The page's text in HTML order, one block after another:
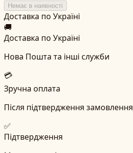
Немає в наявності
Доставка по Україні
🚚
Доставка по Україні
Нова Пошта та інші служби
💳
Зручна оплата
Після підтвердження замовлення
✅
Підтвердження